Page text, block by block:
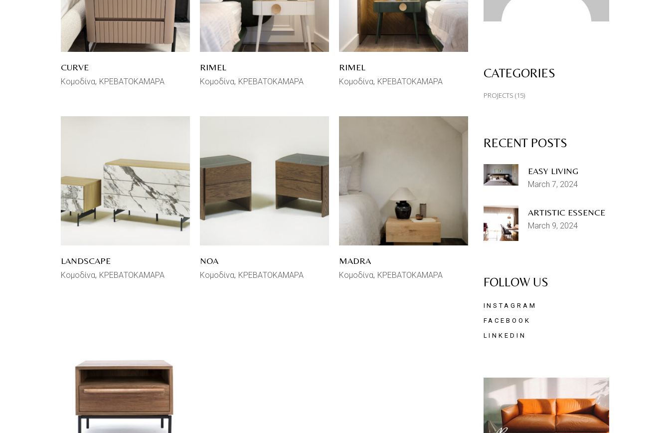
CURVE
Κομοδίνα ΚΡΕΒΑΤΟΚΑΜΑΡΑ
RIMEL
Κομοδίνα ΚΡΕΒΑΤΟΚΑΜΑΡΑ
RIMEL
Κομοδίνα ΚΡΕΒΑΤΟΚΑΜΑΡΑ
LANDSCAPE
Κομοδίνα ΚΡΕΒΑΤΟΚΑΜΑΡΑ
NOA
Κομοδίνα ΚΡΕΒΑΤΟΚΑΜΑΡΑ
MADRA
Κομοδίνα ΚΡΕΒΑΤΟΚΑΜΑΡΑ
CATEGORIES
PROJECTS (15)
RECENT POSTS
EASY LIVING
March 7, 2024
ARTISTIC ESSENCE
March 9, 2024
FOLLOW US
INSTAGRAM
FACEBOOK
LINKEDIN